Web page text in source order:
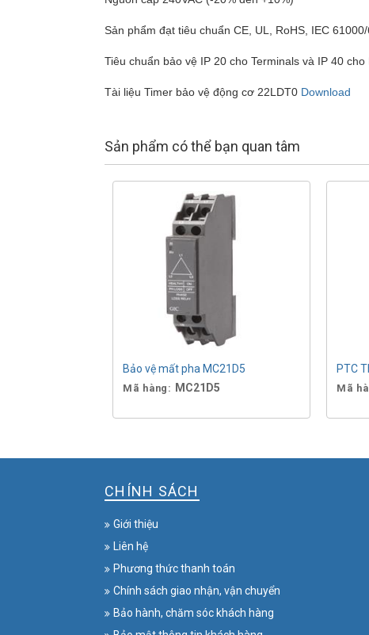
Sản phẩm đạt tiêu chuẩn CE, UL, RoHS, IEC
Tiêu chuẩn bảo vệ IP 20 cho Terminals và IP 40 cho
Tài liệu Timer bảo vệ động cơ 22LDT0 Download
Sản phẩm có thể bạn quan tâm
Bảo vệ mất pha MC21D5
Mã hàng: MC21D5
PTC
Mã
CHÍNH SÁCH
Giới thiệu
Liên hệ
Phương thức thanh toán
Chính sách giao nhận, vận chuyển
Bảo hành, chăm sóc khách hàng